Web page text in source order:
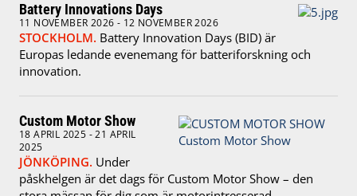
Battery Innovations Days
11 NOVEMBER 2026 - 12 NOVEMBER 2026
STOCKHOLM. Battery Innovation Days (BID) är
Europas ledande evenemang för batteriforskning och
innovation.
Custom Motor Show
18 APRIL 2025 - 21 APRIL
2025
JÖNKÖPING. Under
påskhelgen är det dags för Custom Motor Show – den